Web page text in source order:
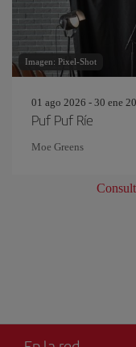
Imagen: Pixel-Shot
01 ago 2026 - 30 ene
Puf Puf Ríe
Moe Greens